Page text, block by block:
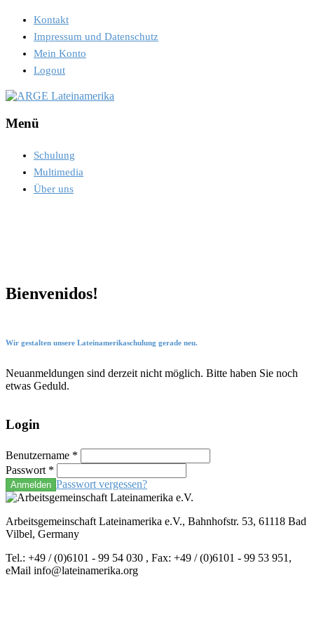
Kontakt
Impressum und Datenschutz
Mein Konto
Logout
Menü
Schulung
Multimedia
Über uns
Bienvenidos!
Wir gestalten unsere Lateinamerikaschulung gerade neu.
Neuanmeldungen sind derzeit nicht möglich. Bitte haben Sie noch
etwas Geduld.
Login
Benutzername *
Passwort *
Anmelden Passwort vergessen?
Arbeitsgemeinschaft Lateinamerika e.V., Bahnhofstr. 53, 61118 Bad
Vilbel, Germany
Tel.: +49 / (0)6101 - 99 54 030 , Fax: +49 / (0)6101 - 99 53 951,
eMail info@lateinamerika.org